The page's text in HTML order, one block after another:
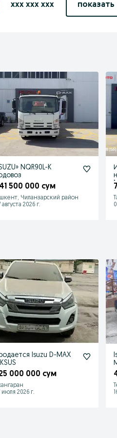
xxx xxx xxx показать
NQR90L-K
500 000 сум
Чиланзарский район
августа 2026 г.
Isuzu D-MAX
000 000 сум
июля 2026 г.